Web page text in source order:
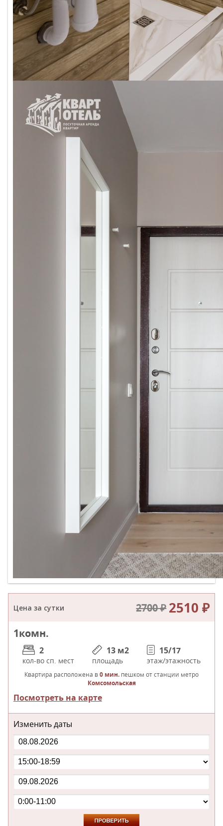
Цена за сутки 2700 ₽ 2510 ₽
1комн.
2
кол-во сп. мест
13 м2
площадь
15/17
этаж/этажность
Квартира расположена в0 мин. пешком от станции метро
Комсомольская
Посмотреть на карте
Изменить даты